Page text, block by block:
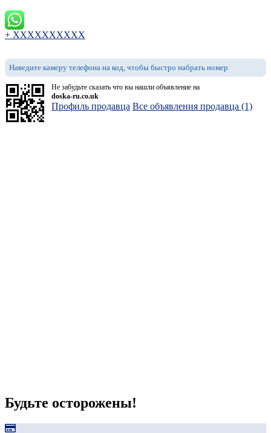
+ XXXXXXXXXX
Наведите камеру телефона на код, чтобы быстро набрать номер
Не забудьте сказать что вы нашли объявление на
doska-ru.co.uk
Профиль продавца Все объявления продавца (1)
Будьте осторожены!